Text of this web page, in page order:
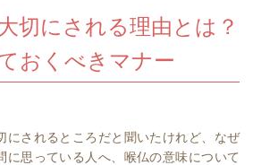
切にされる理由とは？
おくべきマナー
にされるところだと聞いたけれど、なぜ
に思っている人へ、喉仏の意味について